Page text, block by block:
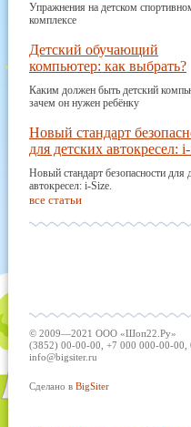
Упражнения на детском
комплексе
Детский обучающий
компьютер: как выбрать?
Каким должен быть детский
зачем он нужен ребёнку
Новый стандарт
для детских автокресел:
Новый стандарт безопасности для
автокресел: i-Size.
все статьи
© 2009—2021 ООО «Шоп22.Ру»
(3852) 00-00-00, +7 000 000-00-00,
info@bigsiter.ru
Сделано в BigSiter